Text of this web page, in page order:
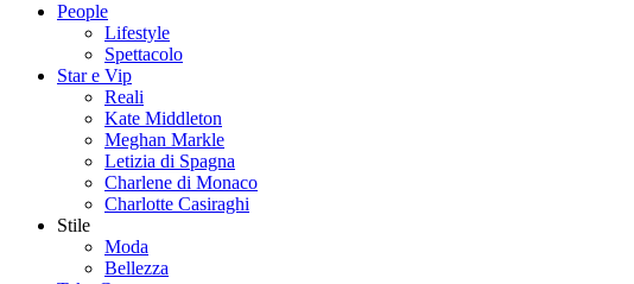
People
Lifestyle
Spettacolo
Star e Vip
Reali
Kate Middleton
Meghan Markle
Letizia di Spagna
Charlene di Monaco
Charlotte Casiraghi
Stile
Moda
Bellezza